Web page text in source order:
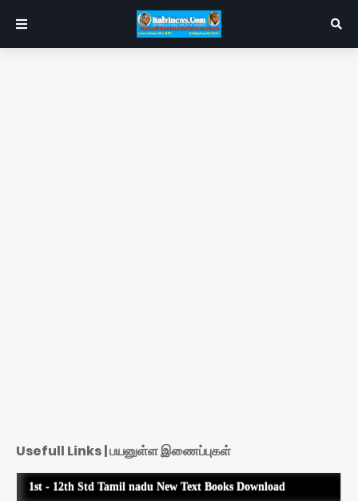
Usefull Links | பயனுள்ள இணைப்புகள்
1st - 12th Std Tamil nadu New Text Books Download